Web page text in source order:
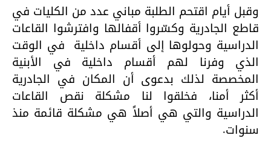
وقبل أيام اقتحم الطلبة مباني عدد من الكليات في
قاطع الجادرية وكسّروا أقفالها وافترشوا القاعات
الدراسية وحولوها إلى أقسام داخلية في الوقت
الذي وفرنا لهم أقسام داخلية في الأبنية
المخصصة لذلك بدعوى أن المكان في الجادرية
أكثر أمنا، فخلقوا لنا مشكلة نقص القاعات
الدراسية والتي هي أصلاً هي مشكلة قائمة منذ
سنوات.